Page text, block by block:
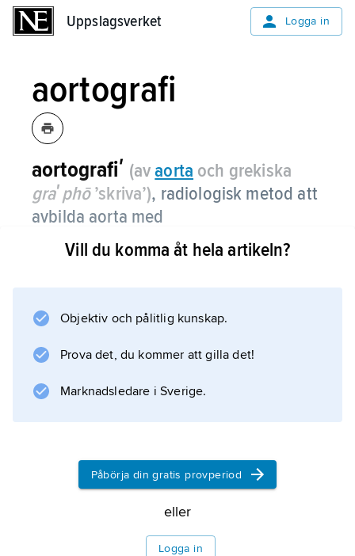
Uppslagsverket Logga in
aortografi
aortografiʹ (avaorta och grekiska
graʹphō’skriva’), radiologisk metod att
avbilda aorta med
röntgenkontrastmedel.
. Aortografi används bl.a. för att diagnostisera
bristningar i aortaväggen (aneurysmer) samt
som förberedelse inför arteriografi.
Information om artikeln
Vill du komma åt hela artikeln?
Objektiv och pålitlig kunskap.
Prova det, du kommer att gilla det!
Marknadsledare i Sverige.
Påbörja din gratis provperiod
eller
Logga in